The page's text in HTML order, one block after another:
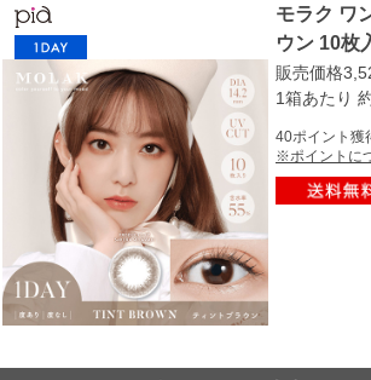
モラク ワ
ウン 10枚
販売価格
1箱あたり
40ポイント獲
※ポイントに